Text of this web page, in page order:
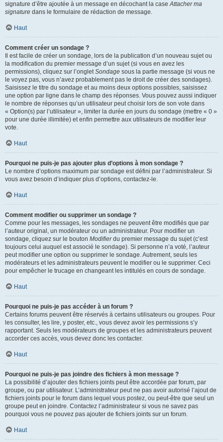
signature d’être ajoutée à un message en décochant la caseAttacher ma
signature dans le formulaire de rédaction de message.
Haut
Comment créer un sondage ?
Il est facile de créer un sondage, lors de la publication d’un nouveau sujet ou
la modification du premier message d’un sujet (si vous en avez les
permissions), cliquez sur l’ongletSondage sous la partie message (si vous ne
le voyez pas, vous n’avez probablement pas le droit de créer des sondages).
Saisissez le titre du sondage et au moins deux options possibles, saisissez
une option par ligne dans le champ des réponses. Vous pouvez aussi indiquer
le nombre de réponses qu’un utilisateur peut choisir lors de son vote dans
« Option(s) par l’utilisateur », limiter la durée en jours du sondage (mettre « 0 »
pour une durée illimitée) et enfin permettre aux utilisateurs de modifier leur
vote.
Haut
Pourquoi ne puis-je pas ajouter plus d’options à mon sondage ?
Le nombre d’options maximum par sondage est défini par l’administrateur. Si
vous avez besoin d’indiquer plus d’options, contactez-le.
Haut
Comment modifier ou supprimer un sondage ?
Comme pour les messages, les sondages ne peuvent être modifiés que par
l’auteur original, un modérateur ou un administrateur. Pour modifier un
sondage, cliquez sur le bouton Modifierdu premier message du sujet (c’est
toujours celui auquel est associé le sondage). Si personne n’a voté, l’auteur
peut modifier une option ou supprimer le sondage. Autrement, seuls les
modérateurs et les administrateurs peuvent le modifier ou le supprimer. Ceci
pour empêcher le trucage en changeant les intitulés en cours de sondage.
Haut
Pourquoi ne puis-je pas accéder à un forum ?
Certains forums peuvent être réservés à certains utilisateurs ou groupes. Pour
les consulter, les lire, y poster, etc., vous devez avoir les permissions s’y
rapportant. Seuls les modérateurs de groupes et les administrateurs peuvent
accorder ces accès, vous devez donc les contacter.
Haut
Pourquoi ne puis-je pas joindre des fichiers à mon message ?
La possibilité d’ajouter des fichiers joints peut être accordée par forum, par
groupe, ou par utilisateur. L’administrateur peut ne pas avoir autorisé l’ajout de
fichiers joints pour le forum dans lequel vous postez, ou peut-être que seul un
groupe peut en joindre. Contactez l’administrateur si vous ne savez pas
pourquoi vous ne pouvez pas ajouter de fichiers joints sur un forum.
Haut